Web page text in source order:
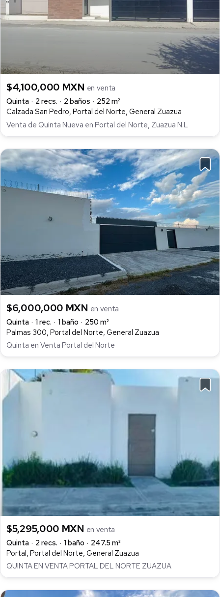
$4,100,000 MXN en venta
Quinta
2 recs. 2 baños
252 m²
Calzada San Pedro, Portal del Norte, General Zuazua
Venta de Quinta Nueva en Portal del Norte, Zuazua N.L
$6,000,000 MXN en venta
Quinta
1 rec. 1 baño
250 m²
Palmas 300, Portal del Norte, General Zuazua
Quinta en Venta Portal del Norte
$5,295,000 MXN en venta
Quinta
2 recs. 1 baño
247.5 m²
Portal, Portal del Norte, General Zuazua
QUINTA EN VENTA PORTAL DEL NORTE ZUAZUA